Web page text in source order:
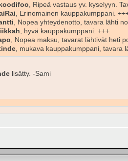
, Ripeä vastaus yv. kyselyyn.
, Erinomainen kauppakumppani.
, Nopea yhteydenotto, tavara lähti
, hyvä kauppakumppani. +++
, Nopea maksu, tavarat lähtivät heti
, mukava kauppakumppani, tavara
lisätty. -Sami